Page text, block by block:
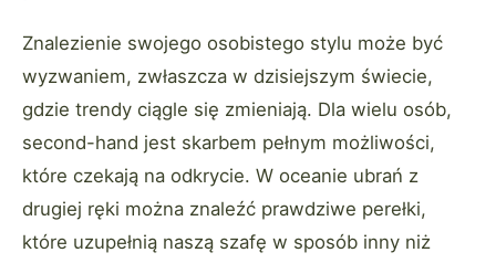
Znalezienie swojego osobistego stylu może być
wyzwaniem, zwłaszcza w dzisiejszym świecie,
gdzie trendy ciągle się zmieniają. Dla wielu osób,
second-hand jest skarbem pełnym możliwości,
które czekają na odkrycie. W oceanie ubrań z
drugiej ręki można znaleźć prawdziwe perełki,
które uzupełnią naszą szafę w sposób inny niż